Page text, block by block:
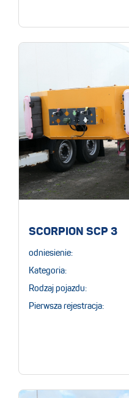
SCORPION SCP 3
odniesienie:
Kategoria:
Rodzaj pojazdu:
Pierwsza rejestracja: